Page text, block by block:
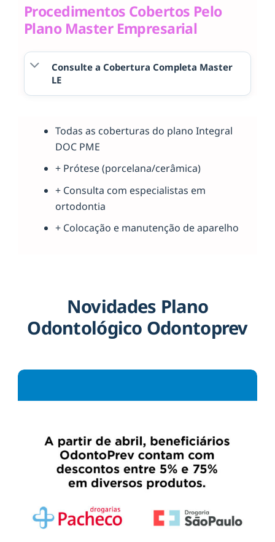
Procedimentos Cobertos Pelo
Plano Master Empresarial
Consulte a Cobertura Completa Master
LE
Todas as coberturas do plano Integral
DOC PME
+ Prótese (porcelana/cerâmica)
+ Consulta com especialistas em
ortodontia
+ Colocação e manutenção de aparelho
Novidades Plano
Odontológico Odontoprev